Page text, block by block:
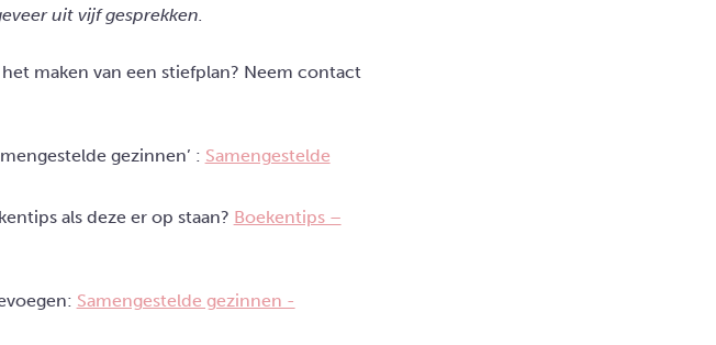
uit vijf gesprekken.
maken van een stiefplan? Neem contact
gezinnen’ : Samengestelde
als deze er op staan? Boekentips –
Samengestelde gezinnen -